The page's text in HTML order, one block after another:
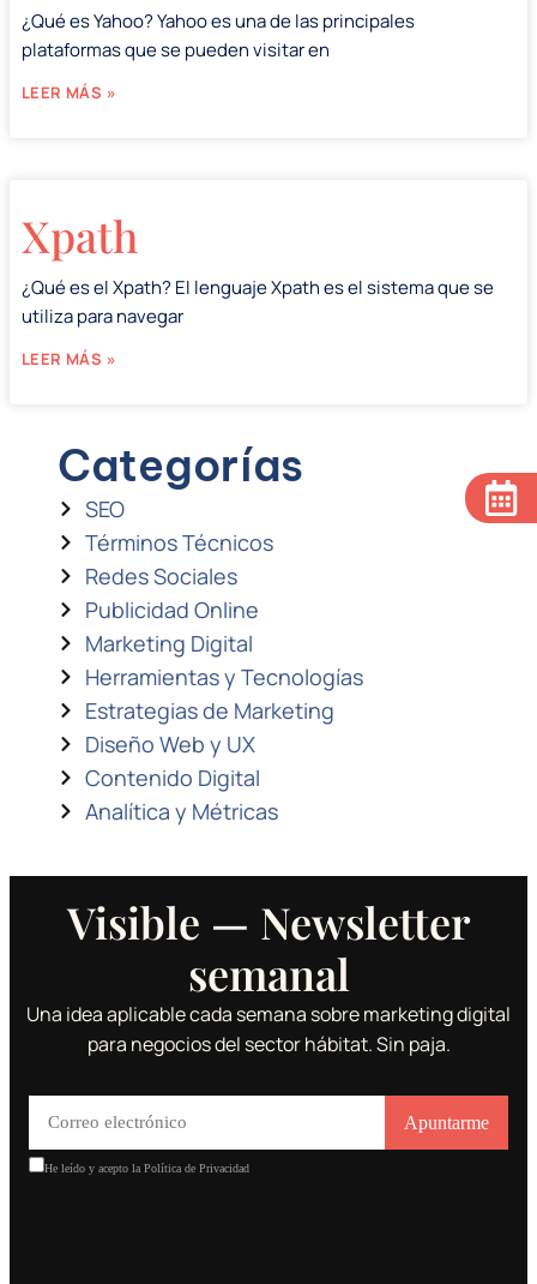
¿Qué es Yahoo? Yahoo es una de las principales
plataformas que se pueden visitar en
LEER MÁS »
Xpath
¿Qué es el Xpath? El lenguaje Xpath es el sistema que se
utiliza para navegar
LEER MÁS »
Categorías
SEO
Términos Técnicos
Redes Sociales
Publicidad Online
Marketing Digital
Herramientas y Tecnologías
Estrategias de Marketing
Diseño Web y UX
Contenido Digital
Analítica y Métricas
Visible — Newsletter
semanal
Una idea aplicable cada semana sobre marketing digital
para negocios del sector hábitat. Sin paja.